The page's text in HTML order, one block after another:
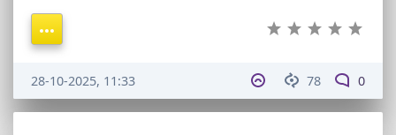
78 0
28-10-2025, 11:33